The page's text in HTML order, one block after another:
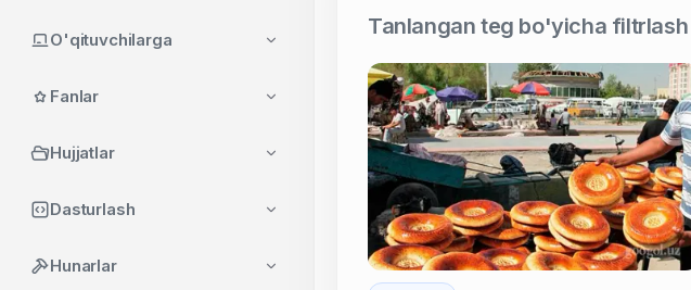
O'qituvchilarga
Fanlar
Hujjatlar
Dasturlash
Hunarlar
Tanlangan teg bo'yicha filtrlash